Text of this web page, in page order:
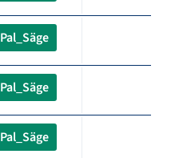
Pal_Säge
Pal_Säge
Pal_Säge